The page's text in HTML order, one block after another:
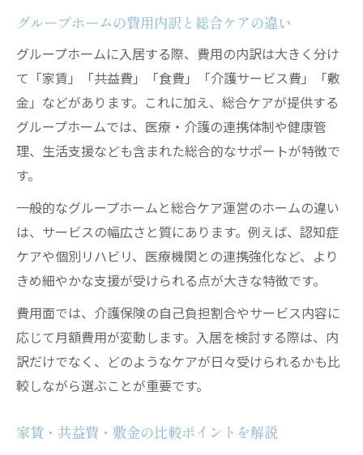
グループホームの費用内訳と総合ケアの違い
グループホームに入居する際、費用の内訳は大きく分け
て「家賃」「共益費」「食費」「介護サービス費」「敷
金」などがあります。これに加え、総合ケアが提供する
グループホームでは、医療・介護の連携体制や健康管
理、生活支援なども含まれた総合的なサポートが特徴で
す。
一般的なグループホームと総合ケア運営のホームの違い
は、サービスの幅広さと質にあります。例えば、認知症
ケアや個別リハビリ、医療機関との連携強化など、より
きめ細やかな支援が受けられる点が大きな特徴です。
費用面では、介護保険の自己負担割合やサービス内容に
応じて月額費用が変動します。入居を検討する際は、内
訳だけでなく、どのようなケアが日々受けられるかも比
較しながら選ぶことが重要です。
家賃・共益費・敷金の比較ポイントを解説